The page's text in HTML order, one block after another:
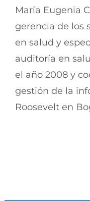
María Eugenia
gerencia de los
en salud y
auditoría en
el año 2008 y
gestión de la
Roosevelt en